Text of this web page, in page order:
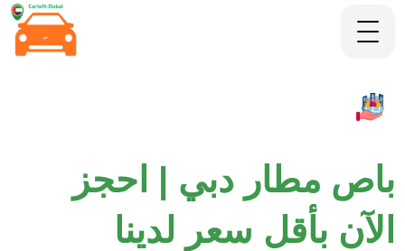
باص مطار دبي | احجز
الآن بأقل سعر لدينا